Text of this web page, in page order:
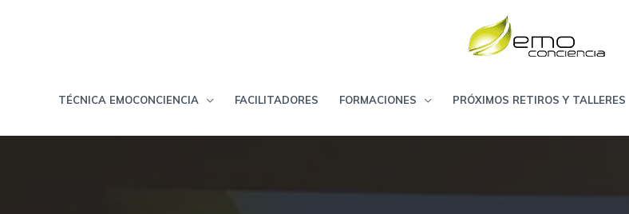
TÉCNICA EMOCONCIENCIA FACILITADORES FORMACIONES PRÓXIMOS RETIROS Y TALLERES